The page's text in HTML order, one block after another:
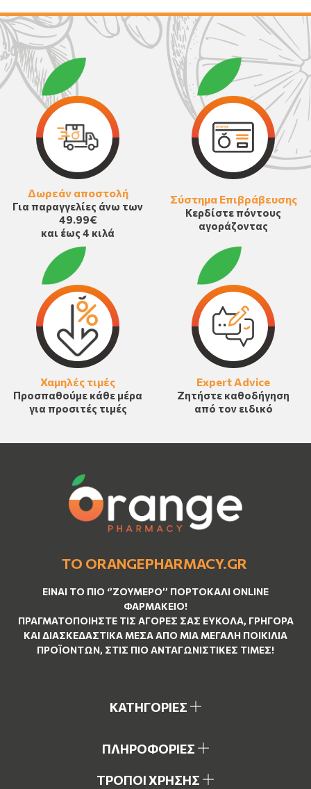
Δωρεάν αποστολή
Για παραγγελίες άνω των
49.99€
και έως 4 κιλά
Σύστημα Επιβράβευσης
Κερδίστε πόντους
αγοράζοντας
Χαμηλές τιμές
Προσπαθούμε κάθε μέρα
για προσιτές τιμές
Expert Advice
Ζητήστε καθοδήγηση
από τον ειδικό
ΤΟ ORANGEPHARMACY.GR
ΕΊΝΑΙ ΤO ΠΙΟ ‘’ΖΟΥΜΕΡΌ’’ ΠΟΡΤΟΚΑΛΊ ΟNLINE
ΦΑΡΜΑΚΕΊΟ!
ΠΡΑΓΜΑΤΟΠΟΙΉΣΤΕ ΤΙΣ ΑΓΟΡΈΣ ΣΑΣ ΕΎΚΟΛΑ, ΓΡΉΓΟΡΑ
ΚΑΙ ΔΙΑΣΚΕΔΑΣΤΙΚΆ ΜΈΣΑ ΑΠΌ ΜΙΑ ΜΕΓΆΛΗ ΠΟΙΚΙΛΊΑ
ΠΡΟΪΌΝΤΩΝ, ΣΤΙΣ ΠΙΟ ΑΝΤΑΓΩΝΙΣΤΙΚΈΣ ΤΙΜΈΣ!
ΚΑΤΗΓΟΡΙΕΣ
ΠΛΗΡΟΦΟΡΙΕΣ
ΤΡΟΠΟΙ ΧΡΗΣΗΣ